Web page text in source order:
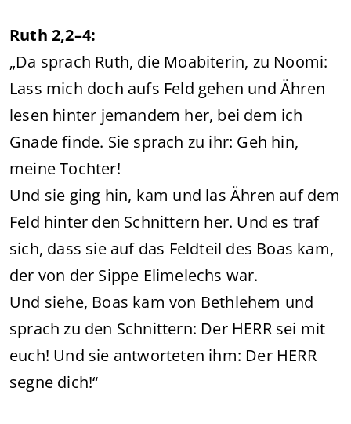
Ruth 2,2–4:
„Da sprach Ruth, die Moabiterin, zu Noomi:
Lass mich doch aufs Feld gehen und Ähren
lesen hinter jemandem her, bei dem ich
Gnade finde. Sie sprach zu ihr: Geh hin,
meine Tochter!
Und sie ging hin, kam und las Ähren auf dem
Feld hinter den Schnittern her. Und es traf
sich, dass sie auf das Feldteil des Boas kam,
der von der Sippe Elimelechs war.
Und siehe, Boas kam von Bethlehem und
sprach zu den Schnittern: Der HERR sei mit
euch! Und sie antworteten ihm: Der HERR
segne dich!“